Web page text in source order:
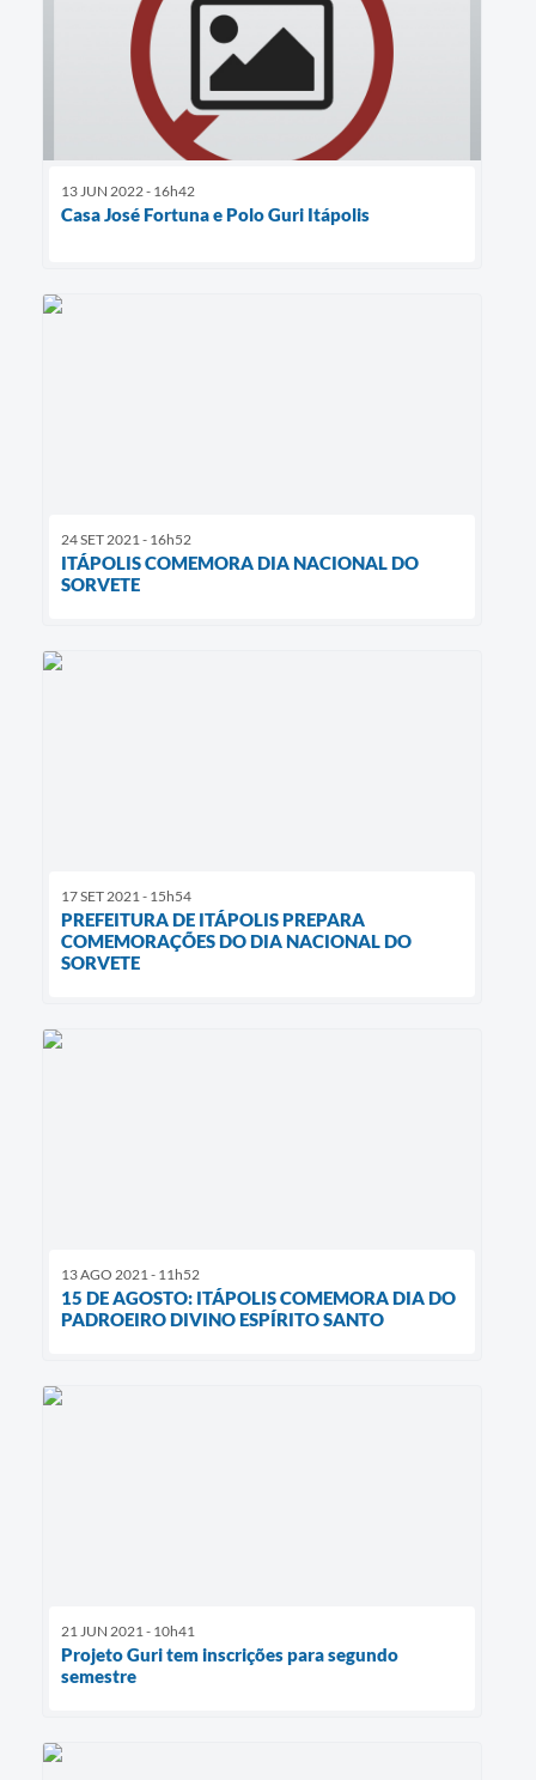
13 JUN 2022 - 16h42
Casa José Fortuna e Polo Guri Itápolis
24 SET 2021 - 16h52
ITÁPOLIS COMEMORA DIA NACIONAL DO
SORVETE
17 SET 2021 - 15h54
PREFEITURA DE ITÁPOLIS PREPARA
COMEMORAÇÕES DO DIA NACIONAL DO
SORVETE
13 AGO 2021 - 11h52
15 DE AGOSTO: ITÁPOLIS COMEMORA DIA DO
PADROEIRO DIVINO ESPÍRITO SANTO
21 JUN 2021 - 10h41
Projeto Guri tem inscrições para segundo
semestre